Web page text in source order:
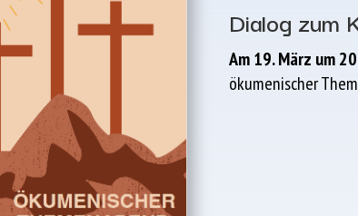
Dialog zum
Am 19. März um
ökumenischer